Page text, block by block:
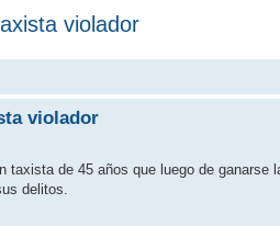
violador
violador
taxista de 45 años que luego de
delitos.